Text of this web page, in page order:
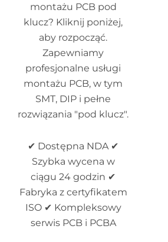
montażu PCB pod
klucz? Kliknij poniżej,
aby rozpocząć.
Zapewniamy
profesjonalne usługi
montażu PCB, w tym
SMT, DIP i pełne
rozwiązania "pod klucz".
✔ Dostępna NDA ✔
Szybka wycena w
ciągu 24 godzin ✔
Fabryka z certyfikatem
ISO ✔ Kompleksowy
serwis PCB i PCBA